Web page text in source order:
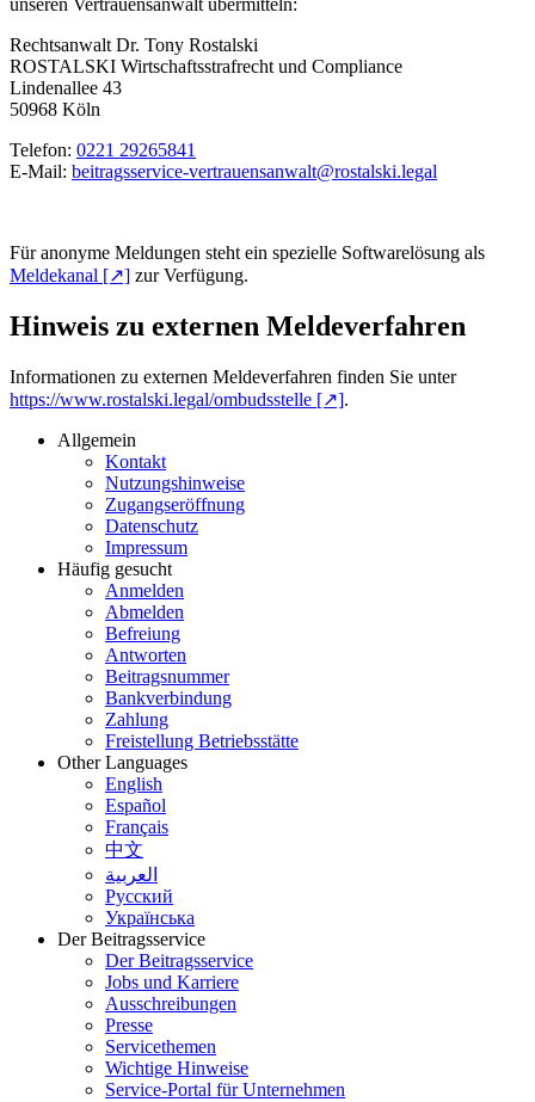
unseren Ver­trauens­anwalt übermit­teln:
Rechtsanwalt Dr. Tony Rostalski
ROSTALSKI Wirtschafts­strafrecht und Com­pliance
Lindenallee 43
50968 Köln
Telefon: 0221 29265841
E-Mail: beitragsservice-vertrauensanwalt@rostalski.legal
Für anonyme Meldungen steht ein spezielle Softwarelösung als
Meldekanal [↗] zur Verfügung.
Hinweis zu externen Meldeverfahren
Informationen zu externen Meldeverfahren finden Sie unter
https://www.rostalski.legal/ombudsstelle [↗].
Allgemein
Kontakt
Nutzungshinweise
Zugangseröffnung
Datenschutz
Impressum
Häufig gesucht
Anmelden
Abmelden
Befreiung
Antworten
Beitragsnummer
Bankverbindung
Zahlung
Freistellung Betriebsstätte
Other Languages
English
Español
Français
中文
العربية
Русский
Українська
Der Beitragsservice
Der Beitragsservice
Jobs und Karriere
Ausschreibungen
Presse
Servicethemen
Wichtige Hinweise
Service-Portal für Unternehmen